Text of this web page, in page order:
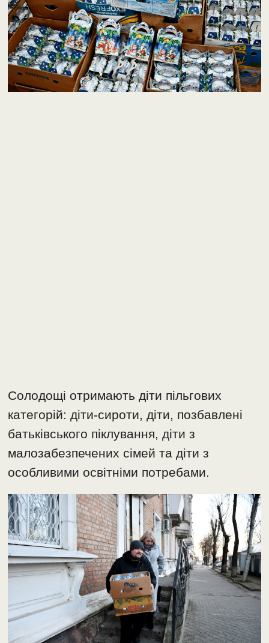
Солодощі отримають діти пільгових
категорій: діти-сироти, діти, позбавлені
батьківського піклування, діти з
малозабезпечених сімей та діти з
особливими освітніми потребами.